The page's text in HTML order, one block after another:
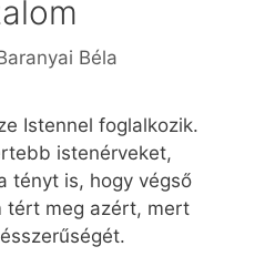
Béla
Istennel foglalkozik.
istenérveket,
tényt is, hogy végső
tért meg azért, mert